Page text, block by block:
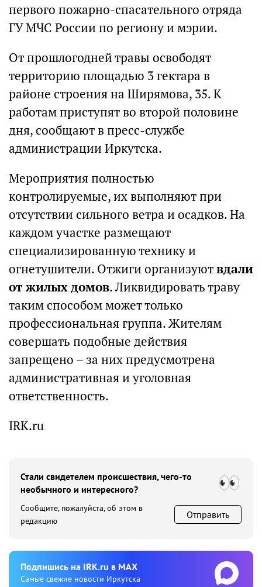
первого пожарно-спасательного отряда
ГУ МЧС России по региону и мэрии.
От прошлогодней травы освободят
территорию площадью 3 гектара в
районе строения на Ширямова, 35. К
работам приступят во второй половине
дня, сообщают в пресс-службе
администрации Иркутска.
Мероприятия полностью
контролируемые, их выполняют при
отсутствии сильного ветра и осадков. На
каждом участке размещают
специализированную технику и
огнетушители. Отжиги организуютвдали
от жилых домов. Ликвидировать траву
таким способом может только
профессиональная группа. Жителям
совершать подобные действия
запрещено – за них предусмотрена
административная и уголовная
ответственность.
IRK.ru
Стали свидетелем происшествия, чего-то
необычного и интересного?
Сообщите, пожалуйста, об этом в
редакцию
Отправить
Подпишиcь на IRK.ru в MAX
Cамые свежие новости Иркутска